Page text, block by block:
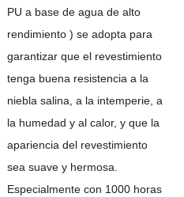
PU a base de agua de alto
rendimiento ) se adopta para
garantizar que el revestimiento
tenga buena resistencia a la
niebla salina, a la intemperie, a
la humedad y al calor, y que la
apariencia del revestimiento
sea suave y hermosa.
Especialmente con 1000 horas